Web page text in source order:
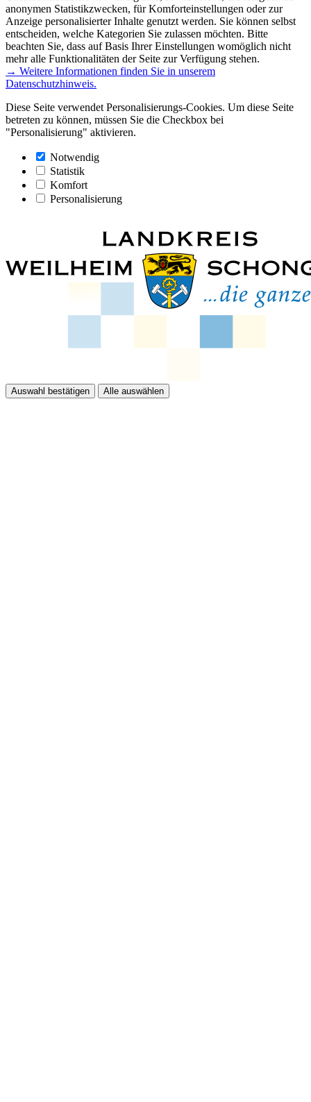
anonymen Statistikzwecken, für Komforteinstellungen oder zur
Anzeige personalisierter Inhalte genutzt werden. Sie können selbst
entscheiden, welche Kategorien Sie zulassen möchten. Bitte
beachten Sie, dass auf Basis Ihrer Einstellungen womöglich nicht
mehr alle Funktionalitäten der Seite zur Verfügung stehen.
→ Weitere Informationen finden Sie in unserem
Datenschutzhinweis.
Diese Seite verwendet Personalisierungs-Cookies. Um diese Seite
betreten zu können, müssen Sie die Checkbox bei
"Personalisierung" aktivieren.
Notwendig
Statistik
Komfort
Personalisierung
Auswahl bestätigen Alle auswählen